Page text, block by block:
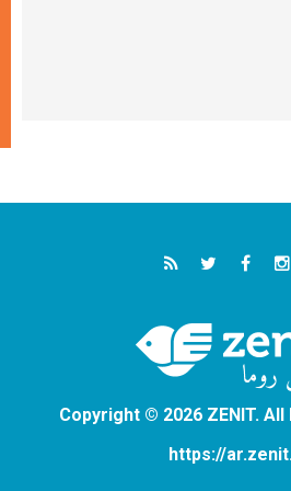
Copyright © 2026 ZENIT.
https://